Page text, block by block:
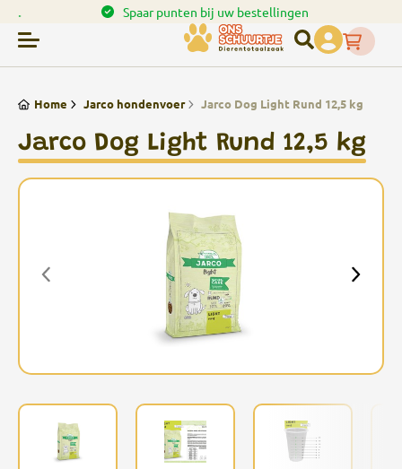
Spaar punten bij uw bestellingen
Home Jarco hondenvoer Jarco Dog Light Rund 12,5 kg
Jarco Dog Light Rund 12,5 kg